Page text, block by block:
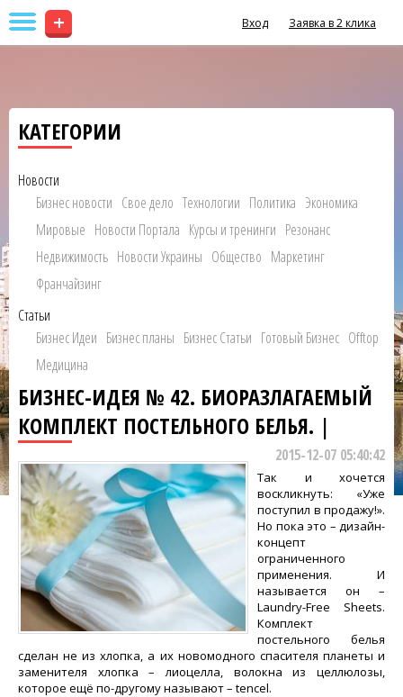
+ Вход Заявка в 2 клика
КАТЕГОРИИ
Новости
Бизнес новости Свое дело Технологии Политика Экономика
Мировые Новости Портала Курсы и тренинги Резонанс
Недвижимость Новости Украины Общество Маркетинг
Франчайзинг
Статьи
Бизнес Идеи Бизнес планы Бизнес Статьи Готовый Бизнес Offtop
Медицина
БИЗНЕС-ИДЕЯ № 42. БИОРАЗЛАГАЕМЫЙ
КОМПЛЕКТ ПОСТЕЛЬНОГО БЕЛЬЯ. |
2015-12-07 05:40:42
Так и хочется
воскликнуть: «Уже
поступил в продажу!».
Но пока это – дизайн-
концепт
ограниченного
применения. И
называется он –
Laundry-Free Sheets.
Комплект
постельного белья
сделан не из хлопка, а их новомодного спасителя планеты и
заменителя хлопка – лиоцелла, волокна из целлюлозы,
которое ещё по-другому называют – tencel.